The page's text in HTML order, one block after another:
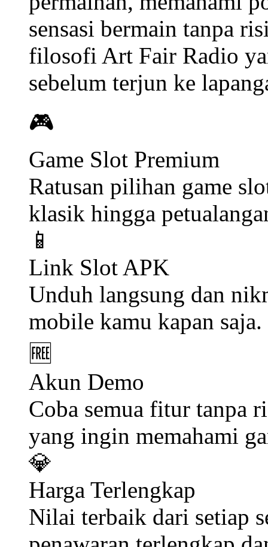
sensasi bermain tanpa
filosofi Art Fair Radio
sebelum terjun ke
🎮
Game Slot Premium
Ratusan pilihan game
klasik hingga
📱
Link Slot APK
Unduh langsung dan
mobile kamu kapan saja.
🆓
Akun Demo
Coba semua fitur tanpa
yang ingin memahami
💎
Harga Terlengkap
Nilai terbaik dari setiap